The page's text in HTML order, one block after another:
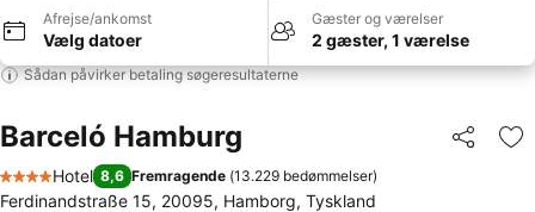
Afrejse/ankomst
Vælg datoer
Gæster og værelser
2 gæster, 1 værelse
Sådan påvirker betaling søgeresultaterne
Barceló Hamburg Del
4 Stjerner
Hotel 8,6 Fremragende (13.229 bedømmelser)
Ferdinandstraße 15, 20095, Hamborg, Tyskland